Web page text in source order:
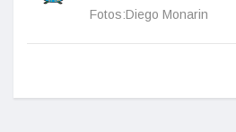
Fotos:Diego Monarin